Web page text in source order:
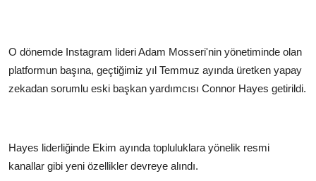
O dönemde Instagram lideri Adam Mosseri'nin yönetiminde olan
platformun başına, geçtiğimiz yıl Temmuz ayında üretken yapay
zekadan sorumlu eski başkan yardımcısı Connor Hayes getirildi.
Hayes liderliğinde Ekim ayında topluluklara yönelik resmi
kanallar gibi yeni özellikler devreye alındı.